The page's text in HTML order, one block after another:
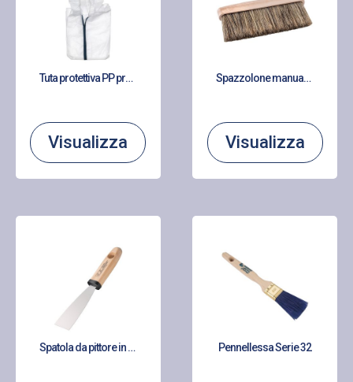
Tuta protettiva PP protegge vestiti contro sporcizia e pittura
Visualizza
Spazzolone manuale setola sintetica – Larghezza mm 170
Visualizza
Spatola da pittore in acciaio Pennellessa Serie 32